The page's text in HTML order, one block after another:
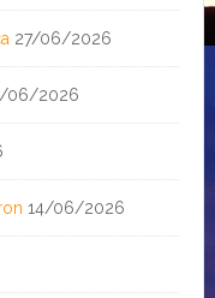
27/06/2026
06/2026
14/06/2026